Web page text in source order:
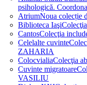
psihologică.
AtriumNoua colecție
Biblioteca Iaşi
CantosColecţia
Celelalte cuvinte
ZAHARIA
ColocvialiaColecţia
Cuvinte migratoare
VASILIU